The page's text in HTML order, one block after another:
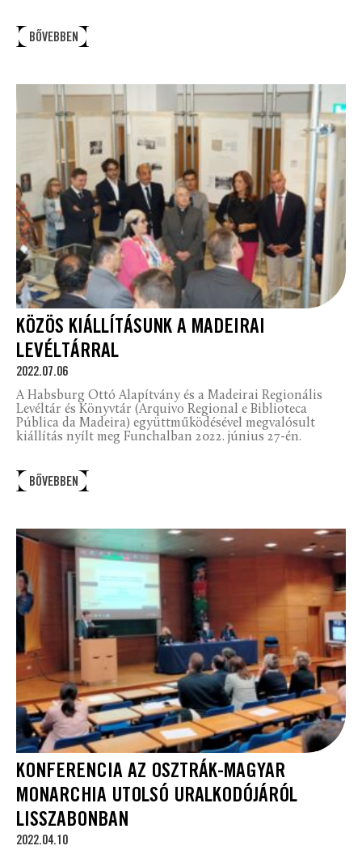
BŐVEBBEN
KÖZÖS KIÁLLÍTÁSUNK A MADEIRAI
LEVÉLTÁRRAL
2022.07.06
A Habsburg Ottó Alapítvány és a Madeirai Regionális
Levéltár és Könyvtár (Arquivo Regional e Biblioteca
Pública da Madeira) együttműködésével megvalósult
kiállítás nyílt meg Funchalban 2022. június 27-én.
BŐVEBBEN
KONFERENCIA AZ OSZTRÁK-MAGYAR
MONARCHIA UTOLSÓ URALKODÓJÁRÓL
LISSZABONBAN
2022.04.10